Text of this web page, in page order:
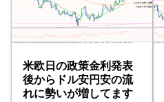
米欧日の政策金利発表
後からドル安円安の流
れに勢いが増してます